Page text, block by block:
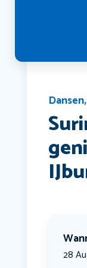
Dansen,
28